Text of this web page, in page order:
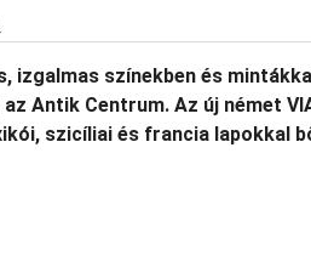
izgalmas színekben és
az Antik Centrum. Az új német
szicíliai és francia lapokkal